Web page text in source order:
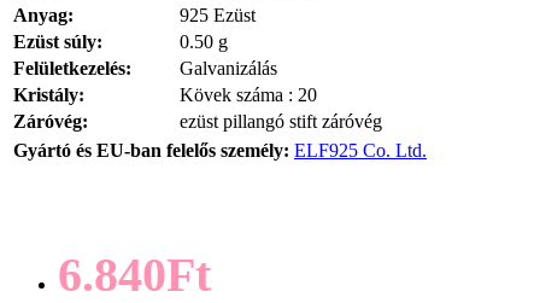
Anyag:
925 Ezüst
Ezüst súly:
0.50 g
Felületkezelés:
Galvanizálás
Kristály:
Kövek száma : 20
Záróvég:
ezüst pillangó stift záróvég
Gyártó és EU-ban felelős személy: ELF925 Co. Ltd.
6.840Ft